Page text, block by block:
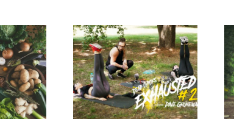
#2:
Exhausted #1:
Metal Heads,
es geht los!